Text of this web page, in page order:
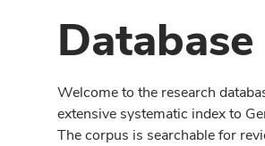
Database
Welcome to the research
extensive systematic index to
The corpus is searchable for